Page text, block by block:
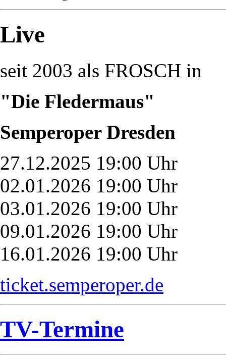
Live
seit 2003 als FROSCH in
"Die Fledermaus"
Semperoper Dresden
27.12.2025 19:00 Uhr
02.01.2026 19:00 Uhr
03.01.2026 19:00 Uhr
09.01.2026 19:00 Uhr
16.01.2026 19:00 Uhr
ticket.semperoper.de
TV-Termine